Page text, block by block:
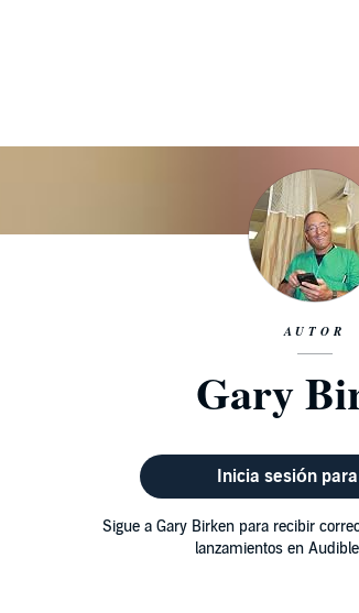
AUTOR
Gary
Inicia sesión
Sigue a Gary Birken para recibir
lanzamientos en